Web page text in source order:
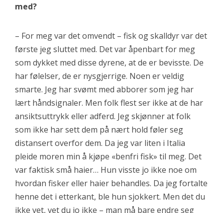
med?
– For meg var det omvendt – fisk og skalldyr var det
første jeg sluttet med. Det var åpenbart for meg
som dykket med disse dyrene, at de er bevisste. De
har følelser, de er nysgjerrige. Noen er veldig
smarte. Jeg har svømt med abborer som jeg har
lært håndsignaler. Men folk flest ser ikke at de har
ansiktsuttrykk eller adferd. Jeg skjønner at folk
som ikke har sett dem på nært hold føler seg
distansert overfor dem. Da jeg var liten i Italia
pleide moren min å kjøpe «benfri fisk» til meg. Det
var faktisk små haier… Hun visste jo ikke noe om
hvordan fisker eller haier behandles. Da jeg fortalte
henne det i etterkant, ble hun sjokkert. Men det du
ikke vet, vet du jo ikke – man må bare endre seg